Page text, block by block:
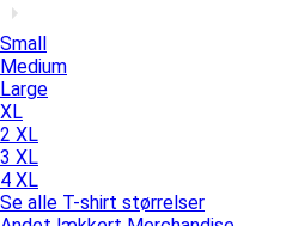
Small
Medium
Large
XL
2 XL
3 XL
4 XL
Se alle T-shirt størrelser